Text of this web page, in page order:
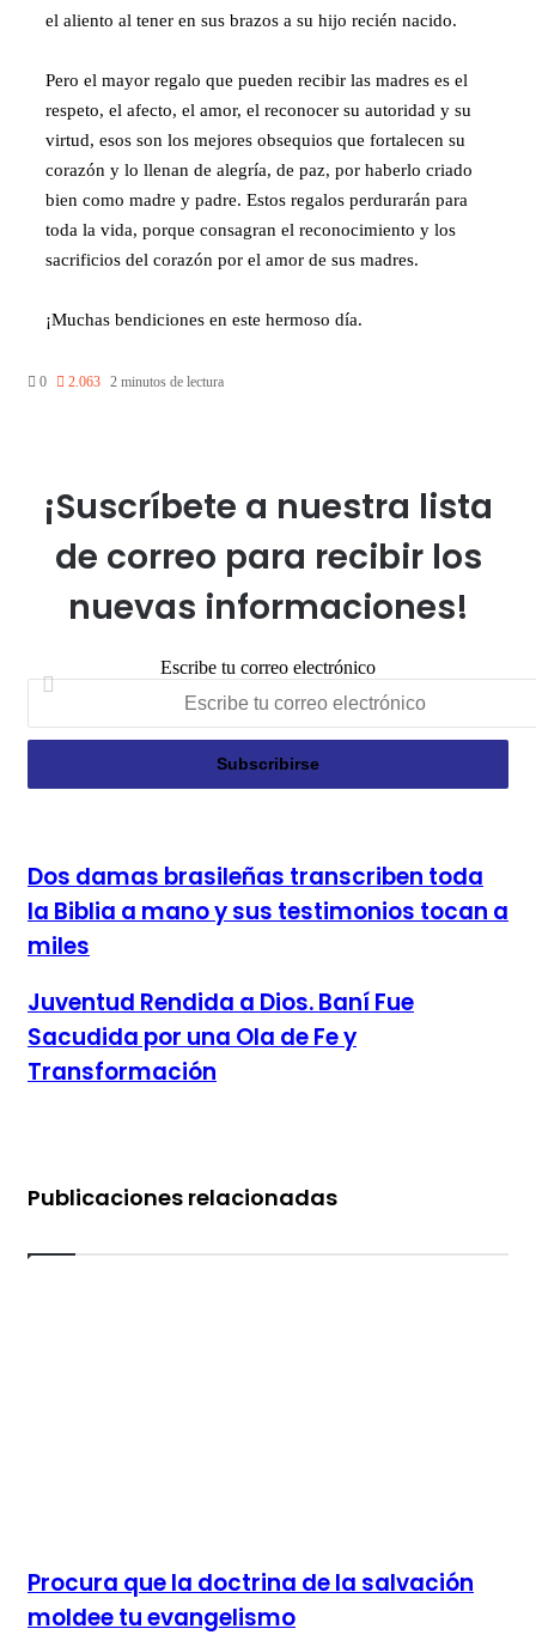
el aliento al tener en sus brazos a su hijo recién nacido.
Pero el mayor regalo que pueden recibir las madres es el
respeto, el afecto, el amor, el reconocer su autoridad y su
virtud, esos son los mejores obsequios que fortalecen su
corazón y lo llenan de alegría, de paz, por haberlo criado
bien como madre y padre. Estos regalos perdurarán para
toda la vida, porque consagran el reconocimiento y los
sacrificios del corazón por el amor de sus madres.
¡Muchas bendiciones en este hermoso día.
0 2.063 2 minutos de lectura
¡Suscríbete a nuestra lista
de correo para recibir los
nuevas informaciones!
Escribe tu correo electrónico
Dos damas brasileñas transcriben toda la Biblia a mano y sus
testimonios tocan a miles
Dos damas brasileñas transcriben toda
la Biblia a mano y sus testimonios tocan a
miles
Juventud Rendida a Dios. Baní Fue Sacudida por una Ola de
Fe y Transformación
Juventud Rendida a Dios. Baní Fue
Sacudida por una Ola de Fe y
Transformación
Publicaciones relacionadas
Procura que la doctrina de la salvación
moldee tu evangelismo